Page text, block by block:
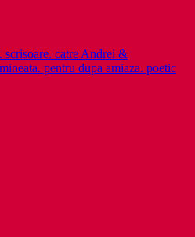
scrisoare. catre Andrei &
pentru dupa amiaza. poetic